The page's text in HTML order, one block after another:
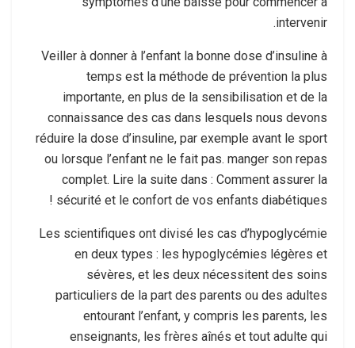
intervenir.
Veiller à donner à l’enfant la bonne dose d’insuline à
temps est la méthode de prévention la plus
importante, en plus de la sensibilisation et de la
connaissance des cas dans lesquels nous devons
réduire la dose d’insuline, par exemple avant le sport
ou lorsque l’enfant ne le fait pas. manger son repas
complet. Lire la suite dans : Comment assurer la
sécurité et le confort de vos enfants diabétiques !
Les scientifiques ont divisé les cas d’hypoglycémie
en deux types : les hypoglycémies légères et
sévères, et les deux nécessitent des soins
particuliers de la part des parents ou des adultes
entourant l’enfant, y compris les parents, les
enseignants, les frères aînés et tout adulte qui